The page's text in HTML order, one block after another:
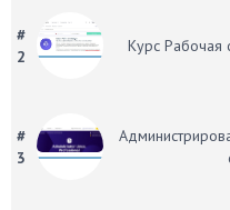
#
2
Курс Рабочая
#
3